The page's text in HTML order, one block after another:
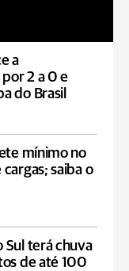
a
2 a 0 e
do Brasil
mínimo no
saiba o
Sul terá chuva
de até 100